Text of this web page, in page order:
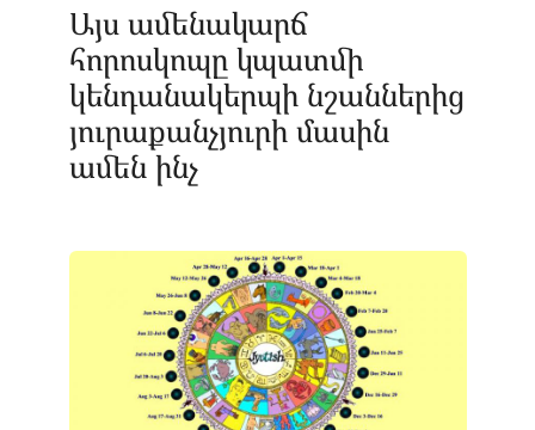
Այս ամենակարճ
հորոսկոպը կպատմի
կենդանակերպի նշաններից
յուրաքանչյուրի մասին
ամեն ինչ